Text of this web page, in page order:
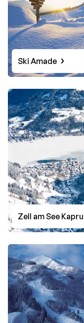
Ski Amade
Zell am See